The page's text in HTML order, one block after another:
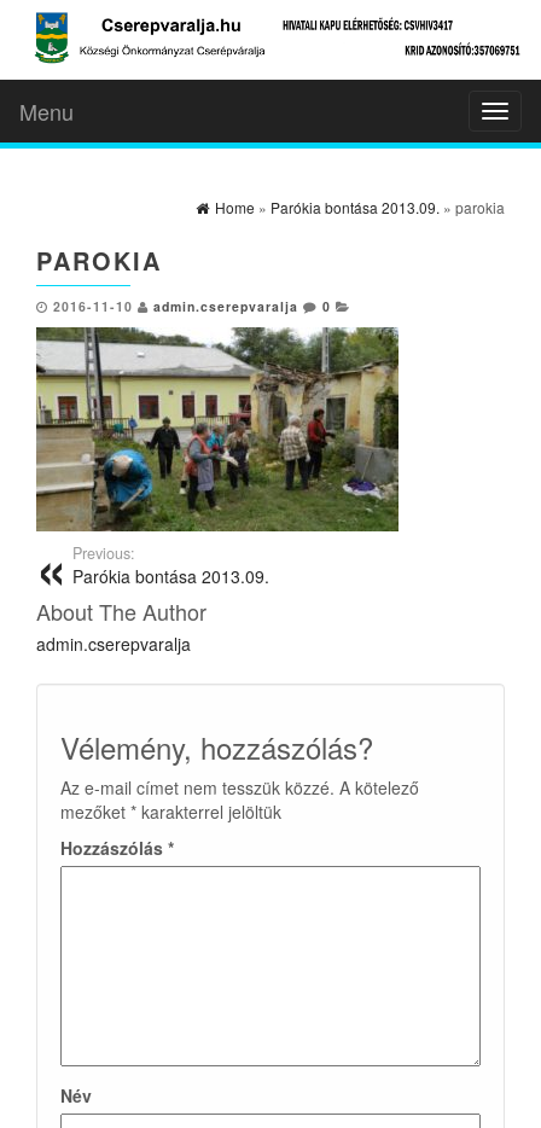
Menu
Home » Parókia bontása 2013.09. » parokia
PAROKIA
2016-11-10 admin.cserepvaralja 0
Previous:
Parókia bontása 2013.09.
About The Author
admin.cserepvaralja
Vélemény, hozzászólás?
Az e-mail címet nem tesszük közzé. A kötelező
mezőket * karakterrel jelöltük
Hozzászólás *
Név